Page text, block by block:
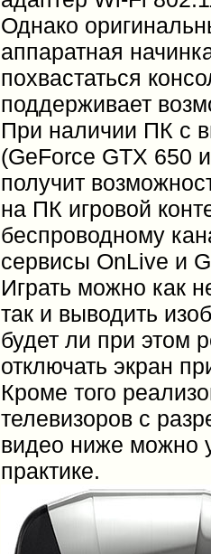
Однако
аппаратная
похвастаться
поддерживает
При наличии ПК с
(GeForce GTX 650
получит
на ПК игровой
беспроводному
сервисы OnLive и
Играть можно как
так и выводить
будет ли при этом
отключать экран
Кроме того
телевизоров с
видео ниже можно
практике.